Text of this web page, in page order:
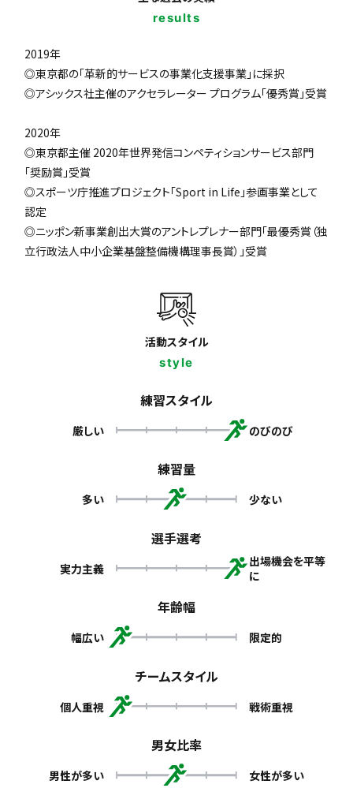
results
2019年
◎東京都の「革新的サービスの事業化支援事業」に採択
◎アシックス社主催のアクセラレーター プログラム「優秀賞」受賞
2020年
◎東京都主催 2020年世界発信コンペティションサービス部門
「奨励賞」受賞
◎スポーツ庁推進プロジェクト「Sport in Life」参画事業として
認定
◎ニッポン新事業創出大賞のアントレプレナー部門「最優秀賞（独
立行政法人中小企業基盤整備機構理事長賞）」受賞
活動スタイル
style
練習スタイル
厳しい のびのび
練習量
多い 少ない
選手選考
実力主義
出場機会を平等
に
年齢幅
幅広い 限定的
チームスタイル
個人重視 戦術重視
男女比率
男性が多い 女性が多い